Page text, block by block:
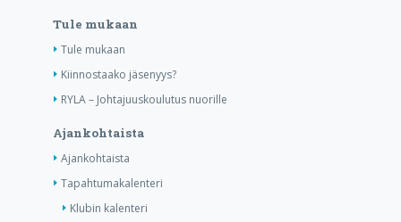
Tule mukaan
Tule mukaan
Kiinnostaako jäsenyys?
RYLA – Johtajuuskoulutus nuorille
Ajankohtaista
Ajankohtaista
Tapahtumakalenteri
Klubin kalenteri